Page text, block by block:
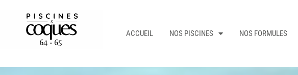
ACCUEIL NOS PISCINES NOS FORMULES